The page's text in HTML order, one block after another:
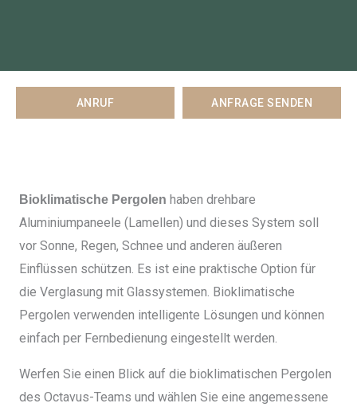
ANRUF ANFRAGE SENDEN
Bioklimatische Pergolen haben drehbare
Aluminiumpaneele (Lamellen) und dieses System soll
vor Sonne, Regen, Schnee und anderen äußeren
Einflüssen schützen. Es ist eine praktische Option für
die Verglasung mit Glassystemen. Bioklimatische
Pergolen verwenden intelligente Lösungen und können
einfach per Fernbedienung eingestellt werden.
Werfen Sie einen Blick auf die bioklimatischen Pergolen
des Octavus-Teams und wählen Sie eine angemessene